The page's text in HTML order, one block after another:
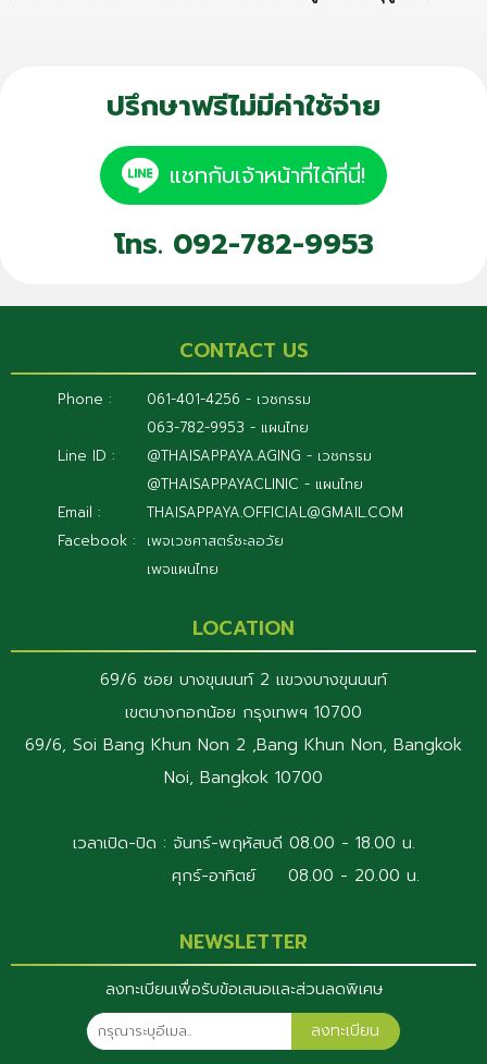
ปรึกษาฟรีไม่มีค่าใช้จ่าย
แชทกับเจ้าหน้าที่ได้ที่นี่!
โทร. 092-782-9953
CONTACT US
Phone :
061-401-4256 - เวชกรรม
063-782-9953 - แผนไทย
Line ID :
@THAISAPPAYA.AGING - เวชกรรม
@THAISAPPAYACLINIC - แผนไทย
Email :
THAISAPPAYA.OFFICIAL@GMAIL.COM
Facebook :
เพจเวชศาสตร์ชะลอวัย
เพจแผนไทย
LOCATION
69/6 ซอย บางขุนนนท์ 2 แขวงบางขุนนนท์
เขตบางกอกน้อย กรุงเทพฯ 10700
69/6, Soi Bang Khun Non 2 ,Bang Khun Non, Bangkok
Noi, Bangkok 10700
เวลาเปิด-ปิด : จันทร์-พฤหัสบดี 08.00 - 18.00 น.
ศุกร์-อาทิตย์ 08.00 - 20.00 น.
NEWSLETTER
ลงทะเบียนเพื่อรับข้อเสนอและส่วนลดพิเศษ
ลงทะเบียน